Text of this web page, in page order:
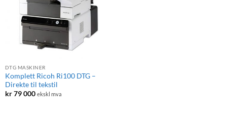
DTG MASKINER
Komplett Ricoh Ri100 DTG –
Direkte til tekstil
kr79 000 ekskl mva